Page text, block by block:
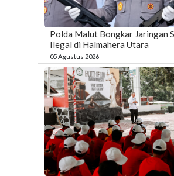
Polda Malut Bongkar Jaringan
Ilegal di Halmahera Utara
05 Agustus 2026